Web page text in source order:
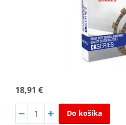
18,91 €
Do košíka